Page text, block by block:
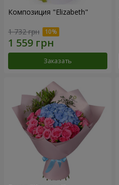
Композиция "Elizabeth"
1 732 грн
Заказать